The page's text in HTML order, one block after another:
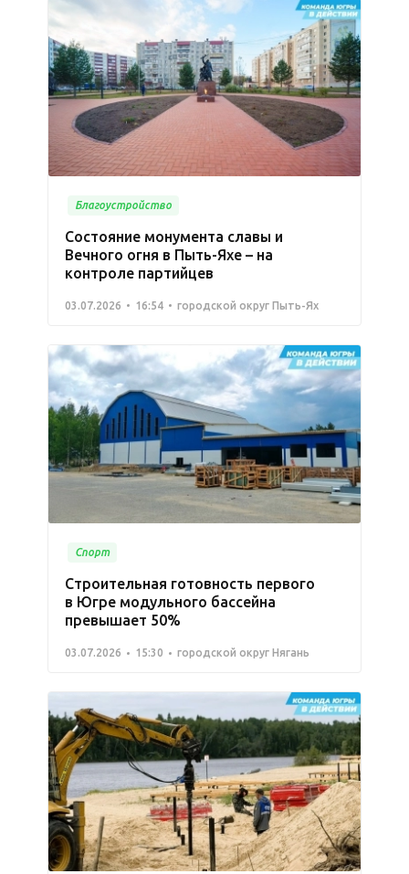
Благоустройство
Состояние монумента славы и
Вечного огня в Пыть-Яхе – на
контроле партийцев
03.07.2026 16:54 городской округ Пыть-Ях
Спорт
Строительная готовность первого
в Югре модульного бассейна
превышает 50%
03.07.2026 15:30 городской округ Нягань